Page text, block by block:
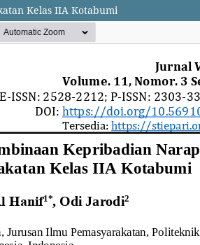
Kelas IIA Kotabumi